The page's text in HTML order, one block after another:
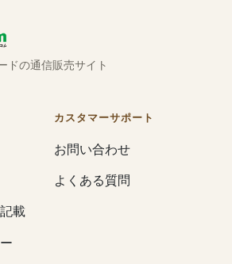
ドの通信販売サイト
載
カスタマーサポート
お問い合わせ
よくある質問